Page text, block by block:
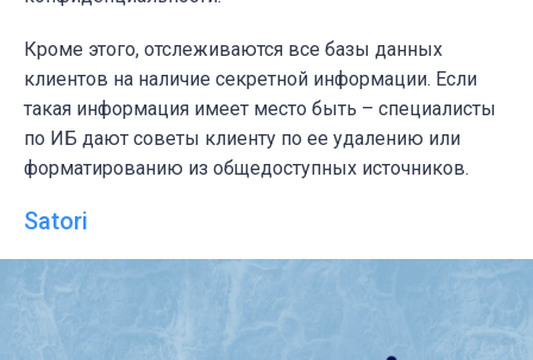
Кроме этого, отслеживаются все базы данных
клиентов на наличие секретной информации. Если
такая информация имеет место быть – специалисты
по ИБ дают советы клиенту по ее удалению или
форматированию из общедоступных источников.
Satori